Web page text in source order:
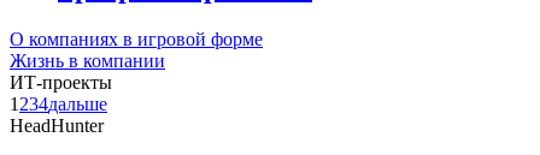
О компаниях в игровой форме
Жизнь в компании
ИТ-проекты
1 234дальше
HeadHunter